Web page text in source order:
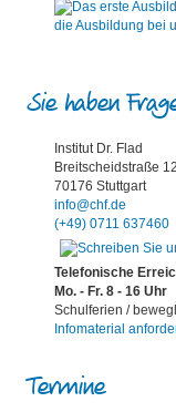
Sie haben
Institut Dr. Flad
Breitscheidstraße
70176 Stuttgart
info@chf.de
(+49) 0711 637460
Telefonische
Mo. - Fr. 8 - 16 Uhr
Schulferien /
Infomaterial
Termine